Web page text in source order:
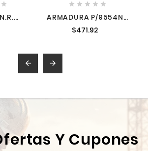
     
ARMADURA P/9554NB
5156163
$471.92
 
Y Cupones